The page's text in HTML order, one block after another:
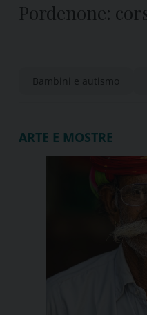
Pordenone:
Bambini e autismo
ARTE E MOSTRE